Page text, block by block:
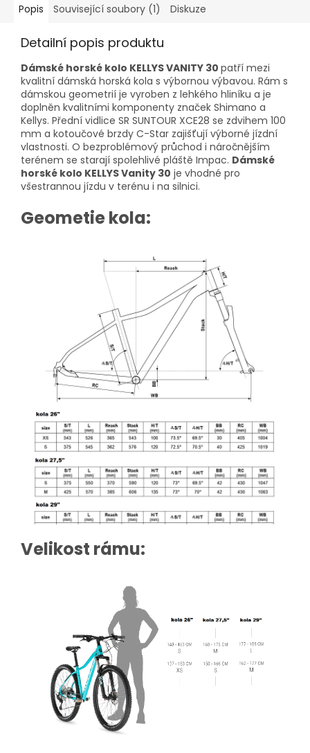
Popis Související soubory (1) Diskuze
Detailní popis produktu
Dámské horské kolo KELLYS VANITY 30 patří mezi
kvalitní dámská horská kola s výbornou výbavou. Rám s
dámskou geometrií je vyroben z lehkého hliníku a je
doplněn kvalitními komponenty značek Shimano a
Kellys. Přední vidlice SR SUNTOUR XCE28 se zdvihem 100
mm a kotoučové brzdy C-Star zajišťují výborné jízdní
vlastnosti. O bezproblémový průchod i náročnějším
terénem se starají spolehlivé pláště Impac. Dámské
horské kolo KELLYS Vanity 30 je vhodné pro
všestrannou jízdu v terénu i na silnici.
Geometie kola:
Velikost rámu: